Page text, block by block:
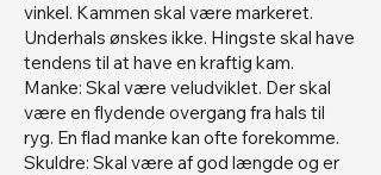
vinkel. Kammen skal være markeret.
Underhals ønskes ikke. Hingste skal have
tendens til at have en kraftig kam.
Manke: Skal være veludviklet. Der skal
være en flydende overgang fra hals til
ryg. En flad manke kan ofte forekomme.
Skuldre: Skal være af god længde og er